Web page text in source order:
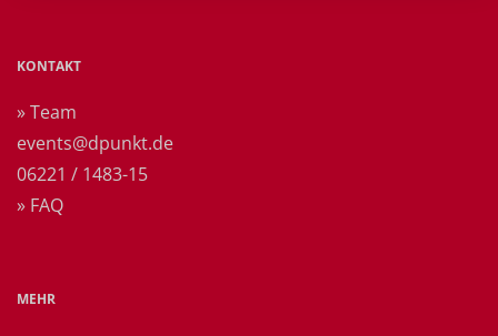
KONTAKT
» Team
events@dpunkt.de
06221 / 1483-15
» FAQ
MEHR